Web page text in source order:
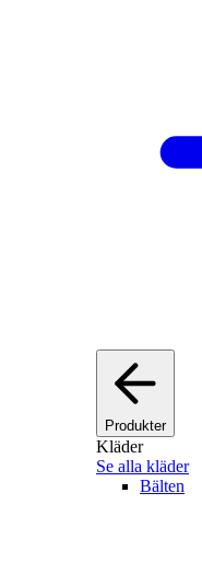
Produkter
Kläder
Se alla kläder
Bälten